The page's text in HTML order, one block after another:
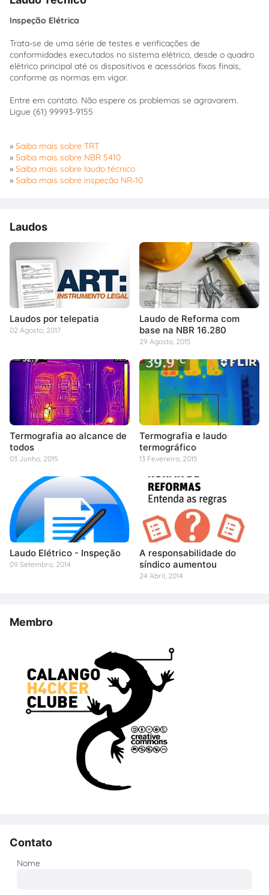
Inspeção Elétrica
Trata-se de uma série de testes e verificações de
conformidades executados no sistema elétrico, desde o quadro
elétrico principal até os dispositivos e acessórios fixos finais,
conforme as normas em vigor.
Entre em contato. Não espere os problemas se agravarem.
Ligue (61) 99993-9155
» Saiba mais sobre TRT
» Saiba mais sobre NBR 5410
» Saiba mais sobre laudo técnico
» Saiba mais sobre inspeção NR-10
Laudos
Laudos por telepatia
02 Agosto, 2017
Laudo de Reforma com
base na NBR 16.280
29 Agosto, 2015
Termografia ao alcance de
todos
03 Junho, 2015
Termografia e laudo
termográfico
13 Fevereiro, 2015
Laudo Elétrico - Inspeção
09 Setembro, 2014
A responsabilidade do
síndico aumentou
24 Abril, 2014
Membro
Contato
Nome